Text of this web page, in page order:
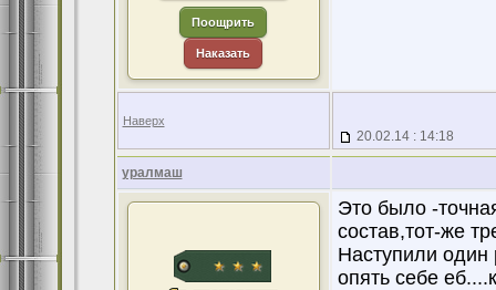
Поощрить
Наказать
Наверх
20.02.14 : 14:18
уралмаш
Это было -
состав,тот-же
Наступили один
опять себе